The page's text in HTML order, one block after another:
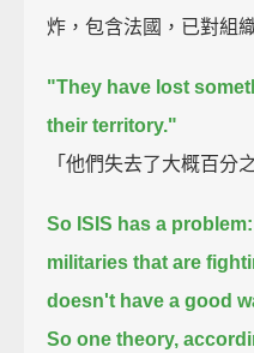
炸，包含法國，已對組
"They have lost
their territory."
「他們失去了大概百分
So ISIS has a
militaries that are
doesn't have a good
So one theory,